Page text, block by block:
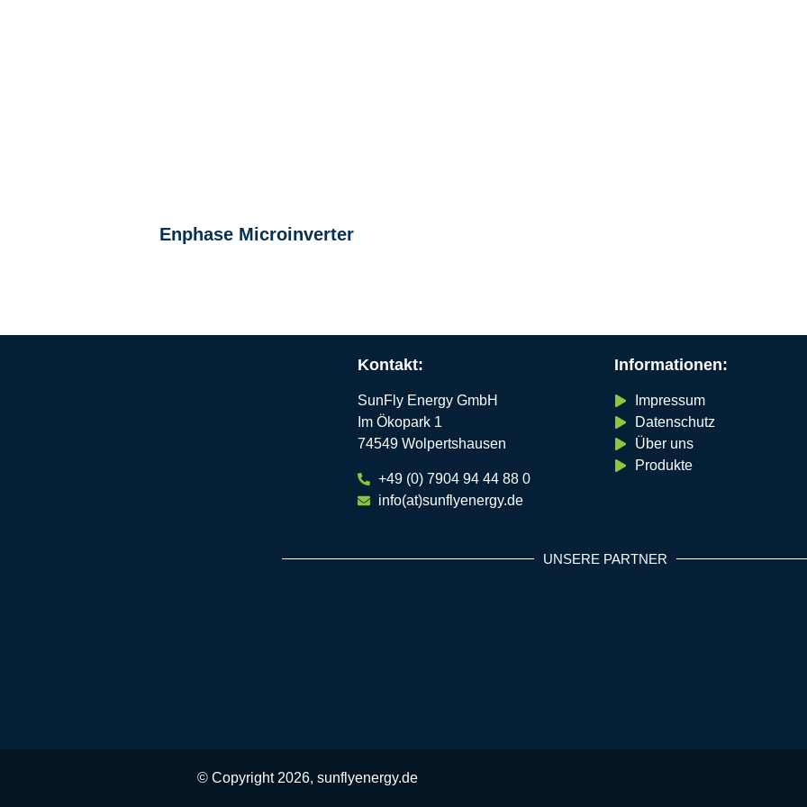
Enphase Microinverter
Kontakt:
SunFly Energy GmbH
Im Ökopark 1
74549 Wolpertshausen
+49 (0) 7904 94 44 88 0
info(at)sunflyenergy.de
Informationen:
Impressum
Datenschutz
Über uns
Produkte
UNSERE PARTNER
© Copyright 2026, sunflyenergy.de